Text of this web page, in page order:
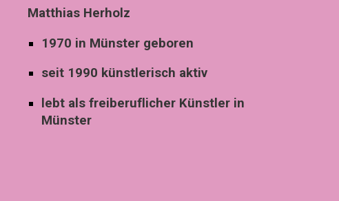
Matthias Herholz
1970 in Münster geboren
seit 1990 künstlerisch aktiv
lebt als freiberuflicher Künstler in
Münster